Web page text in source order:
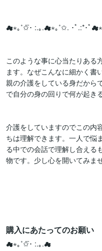
☁︎︎⋆｡˚✩⃛･ :.｡.☁︎︎⋆｡˚✩. ･ﾟ.:*･ﾟ
このような事に心当たりある
ます。なぜこんなに細かく書
親の介護をしている身だから
で自分の身の回りで何が起き
介護をしていますのでこの内
ちは理解できます。一人で悩
る中での会話で理解し合える
物です。少し心を開いてみま
購入にあたってのお願い
☁︎︎⋆｡˚✩⃛･ :.｡.☁︎︎